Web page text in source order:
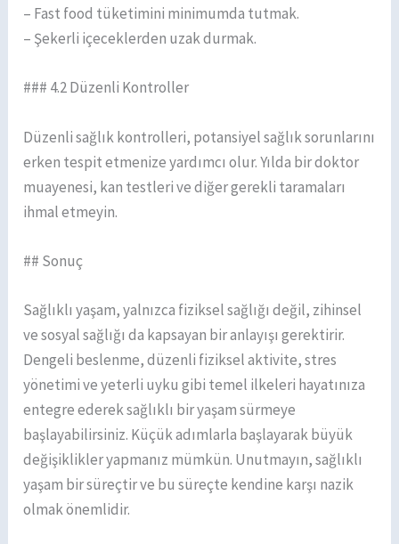
– Fast food tüketimini minimumda tutmak.
– Şekerli içeceklerden uzak durmak.
### 4.2 Düzenli Kontroller
Düzenli sağlık kontrolleri, potansiyel sağlık sorunlarını
erken tespit etmenize yardımcı olur. Yılda bir doktor
muayenesi, kan testleri ve diğer gerekli taramaları
ihmal etmeyin.
## Sonuç
Sağlıklı yaşam, yalnızca fiziksel sağlığı değil, zihinsel
ve sosyal sağlığı da kapsayan bir anlayışı gerektirir.
Dengeli beslenme, düzenli fiziksel aktivite, stres
yönetimi ve yeterli uyku gibi temel ilkeleri hayatınıza
entegre ederek sağlıklı bir yaşam sürmeye
başlayabilirsiniz. Küçük adımlarla başlayarak büyük
değişiklikler yapmanız mümkün. Unutmayın, sağlıklı
yaşam bir süreçtir ve bu süreçte kendine karşı nazik
olmak önemlidir.